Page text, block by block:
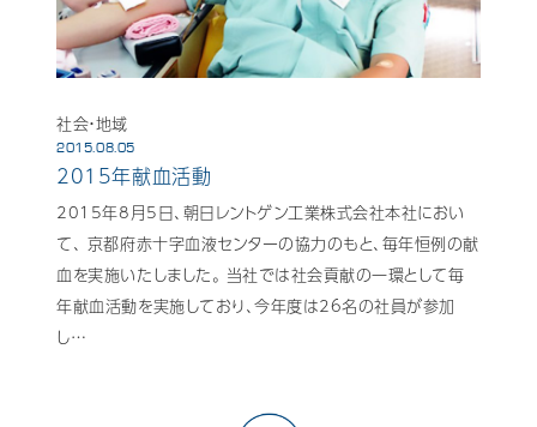
社会・地域
2015.08.05
2015年献血活動
2015年8月5日、朝日レントゲン工業株式会社本社におい
て、 京都府赤十字血液センターの協力のもと、毎年恒例の献
血を実施いたしました。 当社では社会貢献の一環として毎
年献血活動を実施しており、今年度は26名の社員が参加
し…